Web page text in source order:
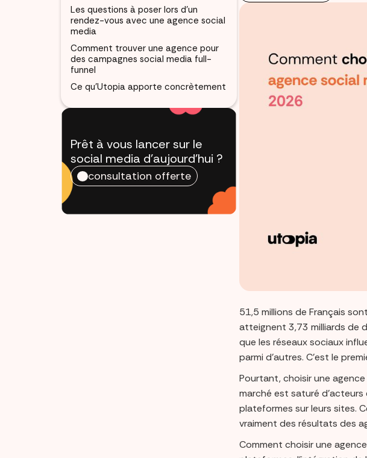
Les questions à poser lors d’un
rendez-vous avec une agence social
media
Comment trouver une agence pour
des campagnes social media full-
funnel
Ce qu’Utopia apporte concrètement
Prêt à vous lancer sur le
social media d'aujourd'hui ?
consultation offerte
51,5 millions de Français
atteignent 3,73 milliards de
que les réseaux sociaux
parmi d’autres. C’est le
Pourtant, choisir une
marché est saturé
plateformes sur leurs sites.
vraiment des résultats des
Comment choisir une